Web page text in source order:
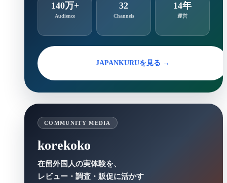
140万+
Audience
32
Channels
14年
運営
JAPANKURUを見る →
COMMUNITY MEDIA
korekoko
在留外国人の実体験を、
レビュー・調査・販促に活かす